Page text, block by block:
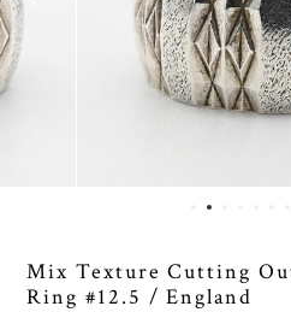
Mix Texture Cutting
Ring #12.5 / England